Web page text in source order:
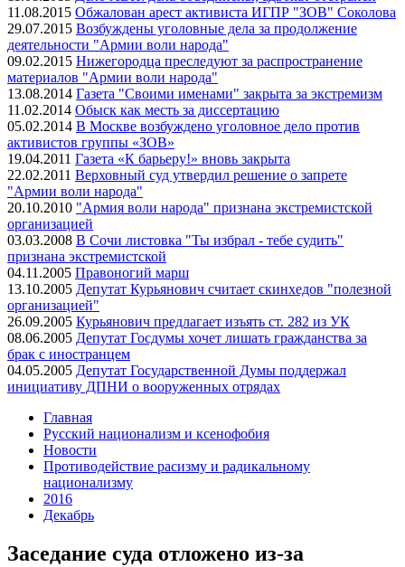
11.08.2015 Обжалован арест активиста ИГПР "ЗОВ" Соколова
29.07.2015 Возбуждены уголовные дела за продолжение
деятельности "Армии воли народа"
09.02.2015 Нижегородца преследуют за распространение
материалов "Армии воли народа"
13.08.2014 Газета "Своими именами" закрыта за экстремизм
11.02.2014 Обыск как месть за диссертацию
05.02.2014 В Москве возбуждено уголовное дело против
активистов группы «ЗОВ»
19.04.2011 Газета «К барьеру!» вновь закрыта
22.02.2011 Верховный суд утвердил решение о запрете
"Армии воли народа"
20.10.2010 "Армия воли народа" признана экстремистской
организацией
03.03.2008 В Сочи листовка "Ты избрал - тебе судить"
признана экстремистской
04.11.2005 Правоногий марш
13.10.2005 Депутат Курьянович считает скинхедов "полезной
организацией"
26.09.2005 Курьянович предлагает изъять ст. 282 из УК
08.06.2005 Депутат Госдумы хочет лишать гражданства за
брак с иностранцем
04.05.2005 Депутат Государственной Думы поддержал
инициативу ДПНИ о вооруженных отрядах
Главная
Русский национализм и ксенофобия
Новости
Противодействие расизму и радикальному
национализму
2016
Декабрь
Заседание суда отложено из-за